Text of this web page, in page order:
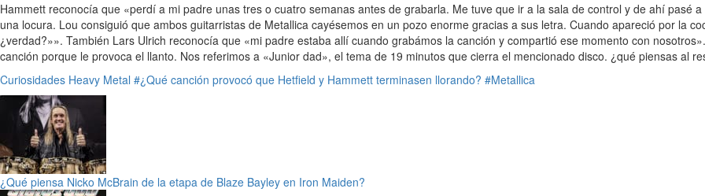
Hammett reconocía que «perdí a mi padre unas tres o cuatro semanas antes de grabarla. Me tuve que ir a la sala de control y de ahí pasé
una locura. Lou consiguió que ambos guitarristas de Metallica cayésemos en un pozo enorme gracias a sus letra. Cuando apareció por la
¿verdad?»». También Lars Ulrich reconocía que «mi padre estaba allí cuando grabámos la canción y compartió ese momento con
canción porque le provoca el llanto. Nos referimos a «Junior dad», el tema de 19 minutos que cierra el mencionado disco. ¿qué piensas al
Curiosidades Heavy Metal #¿Qué canción provocó que Hetfield y Hammett terminasen llorando? #Metallica
¿Qué piensa Nicko McBrain de la etapa de Blaze Bayley en Iron Maiden?